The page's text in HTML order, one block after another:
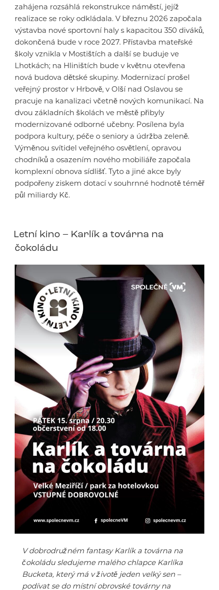
zahájena rozsáhlá rekonstrukce náměstí, jejíž
realizace se roky odkládala. V březnu 2026 započala
výstavba nové sportovní haly s kapacitou 350 diváků,
dokončená bude v roce 2027. Přístavba mateřské
školy vznikla v Mostištích a další se buduje ve
Lhotkách; na Hliništích bude v květnu otevřena
nová budova dětské skupiny. Modernizací prošel
veřejný prostor v Hrbově, v Olší nad Oslavou se
pracuje na kanalizaci včetně nových komunikací. Na
dvou základních školách ve městě přibyly
modernizované odborné učebny. Posílena byla
podpora kultury, péče o seniory a údržba zeleně.
Výměnou svítidel veřejného osvětlení, opravou
chodníků a osazením nového mobiliáře započala
komplexní obnova sídlišť. Tyto a jiné akce byly
podpořeny ziskem dotací v souhrnné hodnotě téměř
půl miliardy Kč.
Letní kino – Karlík a továrna na
čokoládu
V dobrodružném fantasy Karlík a továrna na
čokoládu sledujeme malého chlapce Karlíka
Bucketa, který má v životě jeden velký sen –
podívat se do místní obrovské továrny na